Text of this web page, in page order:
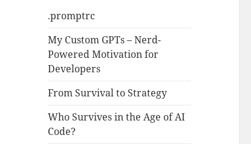
.promptrc
My Custom GPTs – Nerd-
Powered Motivation for
Developers
From Survival to Strategy
Who Survives in the Age of AI
Code?